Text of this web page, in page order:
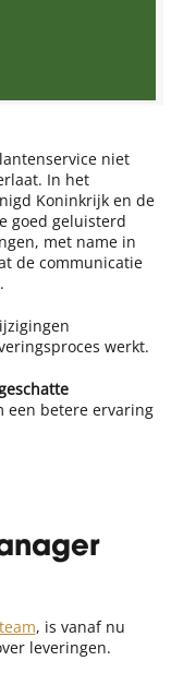
niet
In het
Koninkrijk en de
goed geluisterd
met name in
de communicatie
werkt.
betere ervaring
, is vanaf nu
leveringen.